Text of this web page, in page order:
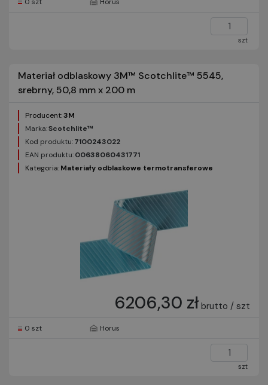
szt
Materiał odblaskowy 3M™ Scotchlite™ 5545,
srebrny, 50,8 mm x 200 m
Producent:3M
Marka:Scotchlite™
Kod produktu:7100243022
EAN produktu:00638060431771
Kategoria:Materiały odblaskowe termotransferowe
6206,30 zł brutto / szt
0 szt Horus
szt